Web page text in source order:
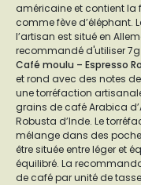
américaine et contient la
comme fève d’éléphant.
l’artisan est situé en
recommandé d'utiliser
Café moulu – Espresso
et rond avec des notes
une torréfaction
grains de café Arabica
Robusta d’Inde. Le
mélange dans des
être située entre léger et
équilibré. La
de café par unité de